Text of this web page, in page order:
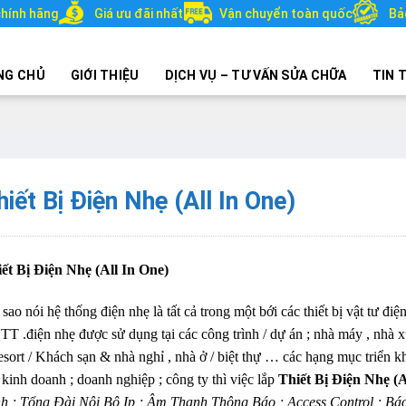
hãng Giá ưu đãi nhất Vận chuyển toàn quốc
CHỦ GIỚI THIỆU DỊCH VỤ – TƯ VẤN SỬA CHỮA TIN
Bị Điện Nhẹ (All In One)
Bị Điện Nhẹ (All In One)
nói hệ thống điện nhẹ là tất cả trong một bới các thiết bị vật tư
.điện nhẹ được sử dụng tại các công trình / dự án ; nhà máy , nhà
/ Khách sạn & nhà nghỉ , nhà ở / biệt thự … các hạng mục triển
doanh ; doanh nghiệp ; công ty thì việc lắp Thiết Bị Điện Nhẹ
; Tổng Đài Nội Bộ Ip ; Âm Thanh Thông Báo ; Access Control ;